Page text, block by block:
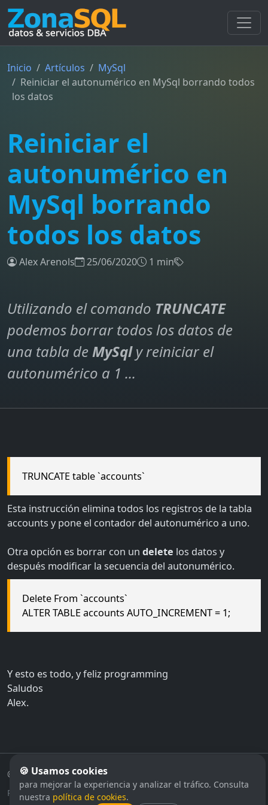
Inicio Artículos
MySql
Reiniciar el autonumérico en MySql borrando todos
los datos
Reiniciar el
autonumérico en
MySql borrando
todos los datos
Alex Arenols 25/06/2020 1 min
Utilizando el comando TRUNCATE
podemos borrar todos los datos de
una tabla deMySqly reiniciar el
autonumérico a 1 ...
TRUNCATE table `accounts`
Esta instrucción elimina todos los registros de la tabla
accounts y pone el contador del autonumérico a uno.
Otra opción es borrar con un delete los datos y
después modificar la secuencia del autonumérico.
Delete From `accounts`
ALTER TABLE accounts AUTO_INCREMENT = 1;
Y esto es todo, y feliz programming
Saludos
Alex.
© 2026 ZonaSQL· Datos & Servicios DBA
Política de privacidad · Aviso legal
🍪 Usamos cookies
para mejorar la experiencia y analizar el tráfico. Consulta
nuestra política de cookies.